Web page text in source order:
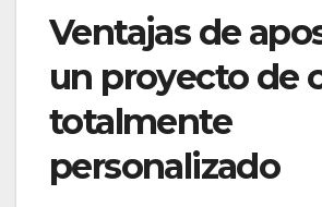
Ventajas de
un proyecto de
totalmente
personalizado